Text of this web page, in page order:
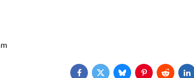
FacebookTwitterBlueskyPinterestReddit